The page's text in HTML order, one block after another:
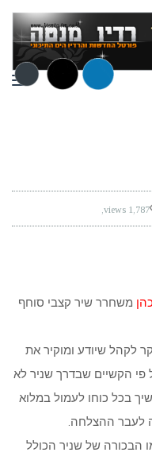
1,787 views
משחרר שיר קצבי סוחף
לקהל שיודע ומוקיר את
פי הקשיים שבדרך שניר לא
בכל כוחו לעמול במלוא
לעבר ההצלחה.
הבכורה של שניר הכולל